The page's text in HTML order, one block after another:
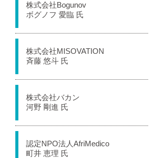
株式会社Bogunov
ボグノフ 愛臨 氏
株式会社MISOVATION
斉藤 悠斗 氏
株式会社バカン
河野 剛進 氏
認定NPO法人AfriMedico
町井 恵理 氏